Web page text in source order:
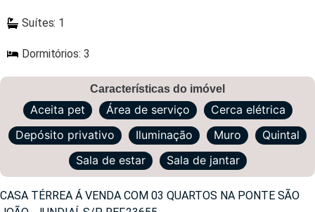
Suítes: 1
Dormitórios: 3
Características do imóvel
Aceita pet Área de serviço
Cerca elétrica
Depósito privativo
Iluminação Muro
Quintal
Sala de estar
Sala de jantar
CASA TÉRREA Á VENDA COM 03 QUARTOS NA PONTE SÃO